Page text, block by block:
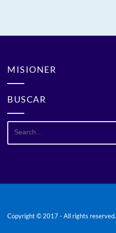
MISIONER
BUSCAR
Search
Copyright © 2017 - All rights reserved.